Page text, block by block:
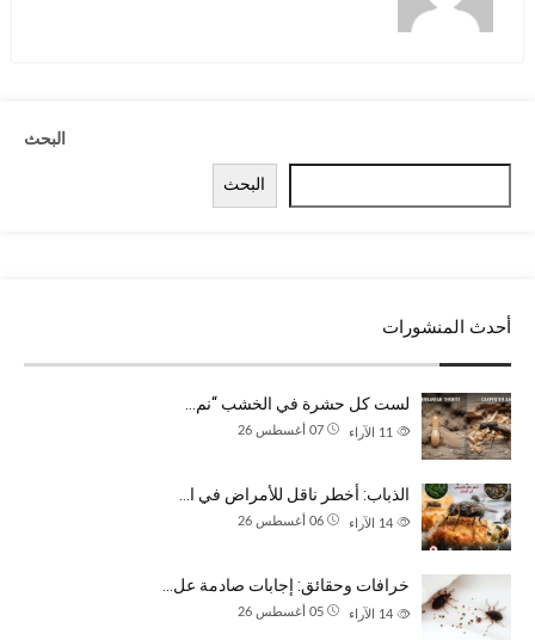
البحث
البحث
أحدث المنشورات
لست كل حشرة في الخشب “نم…
07 أغسطس 26 الآراء
الذباب: أخطر ناقل للأمراض في ا…
06 أغسطس 26 الآراء
خرافات وحقائق: إجابات صادمة عل…
05 أغسطس 26 الآراء